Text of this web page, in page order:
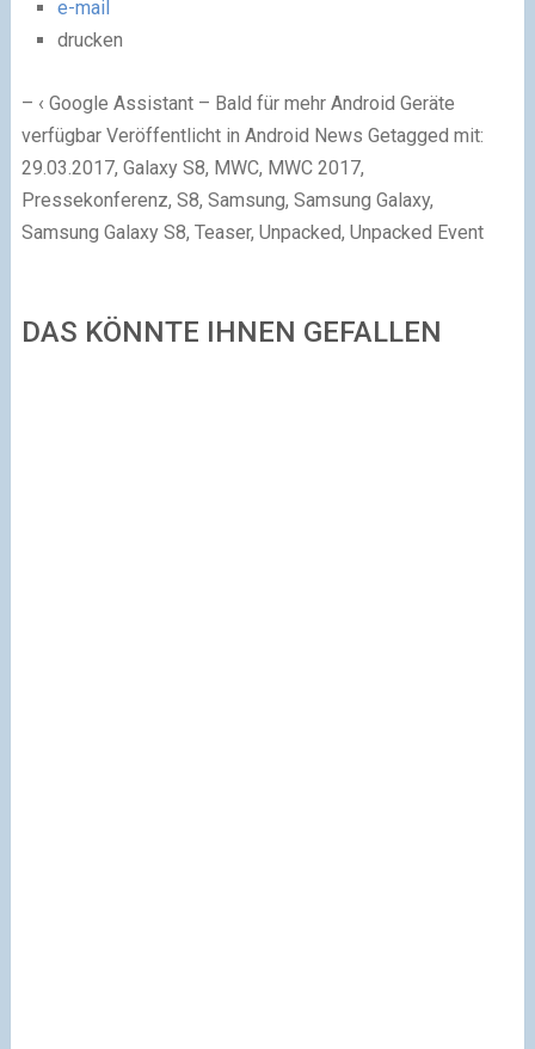
e-mail
drucken
– ‹ Google Assistant – Bald für mehr Android Geräte
verfügbar Veröffentlicht in Android News Getagged mit:
29.03.2017, Galaxy S8, MWC, MWC 2017,
Pressekonferenz, S8, Samsung, Samsung Galaxy,
Samsung Galaxy S8, Teaser, Unpacked, Unpacked Event
DAS KÖNNTE IHNEN GEFALLEN